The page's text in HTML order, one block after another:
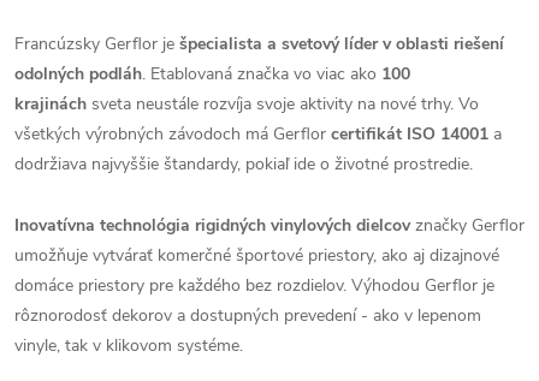
Francúzsky Gerflor je špecialista a svetový líder v oblasti riešení
odolných podláh. Etablovaná značka vo viac ako 100
krajinách sveta neustále rozvíja svoje aktivity na nové trhy. Vo
všetkých výrobných závodoch má Gerflor certifikát ISO 14001 a
dodržiava najvyššie štandardy, pokiaľ ide o životné prostredie.
Inovatívna technológia rigidných vinylových dielcovznačky Gerflor
umožňuje vytvárať komerčné športové priestory, ako aj dizajnové
domáce priestory pre každého bez rozdielov. Výhodou Gerflor je
rôznorodosť dekorov a dostupných prevedení - ako v lepenom
vinyle, tak v klikovom systéme.